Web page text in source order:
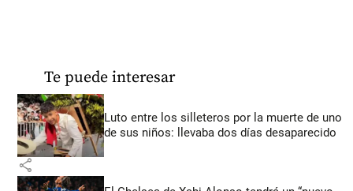
Te puede interesar
Luto entre los silleteros por la muerte de uno
de sus niños: llevaba dos días desaparecido
share